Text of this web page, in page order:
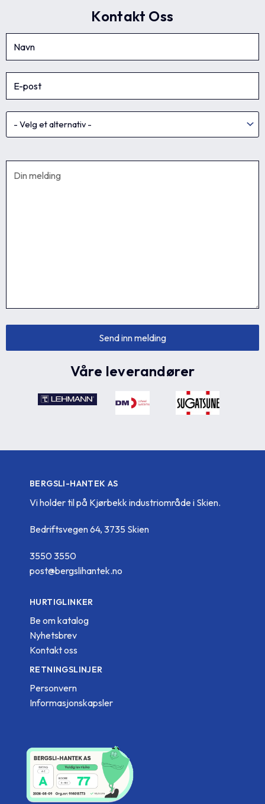
Kontakt Oss
Våre leverandører
BERGSLI-HANTEK AS
Vi holder til på Kjørbekk industriområde i Skien.
Bedriftsvegen 64, 3735 Skien
3550 3550
post@bergslihantek.no
HURTIGLINKER
Be om katalog
Nyhetsbrev
Kontakt oss
RETNINGSLINJER
Personvern
Informasjonskapsler